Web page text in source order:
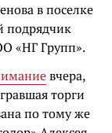
в поселке
подрядчик
«НГ Групп».
вчера,
торги
по тому же